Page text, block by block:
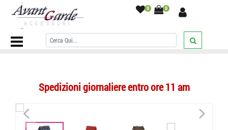
0 0
Home Page/SCIARPE/Sciarpe Seta Uomo/tubolari/Sciarpa
tubolare motivo geometrico multicolor blu rossa gialla uomo in seta
Spedizioni giornaliere entro ore 11 am
< >